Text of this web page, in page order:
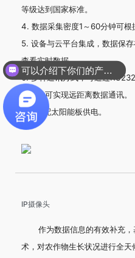
等级达到国家标准。
4. 数据采集密度1～60分钟可根
5. 设备与云平台集成，数据保
查看实时数据。
6. 多种通讯方式，可通过
口，也可实现远距离数据通讯。
7.可选配太阳能板供电。
IP摄像头
作为数据信息的有效补充，
术，对农作物生长状况进行全